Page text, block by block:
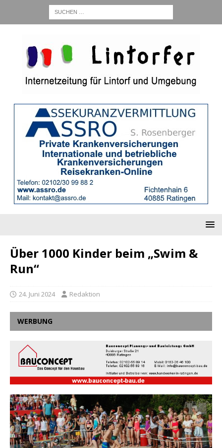
Über 1000 Kinder beim „Swim &
Run“
24. Juni 2024 Redaktion
WERBUNG